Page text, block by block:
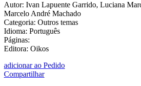
Autor: Ivan Lapuente Garrido, Luciana
Marcelo André Machado
Categoria: Outros temas
Idioma: Português
Páginas:
Editora: Oikos
adicionar ao Pedido
Compartilhar